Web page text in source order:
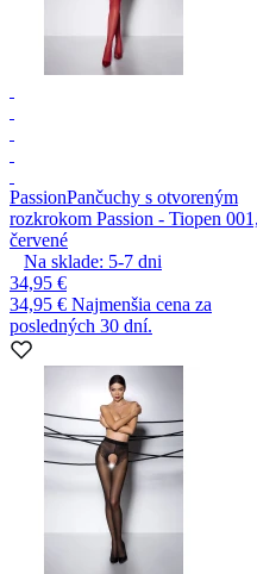
PassionPančuchy s otvoreným
rozkrokom Passion - Tiopen 001,
červené
Na sklade: 5-7 dni
34,95 €
34,95 € Najmenšia cena za
posledných 30 dní.